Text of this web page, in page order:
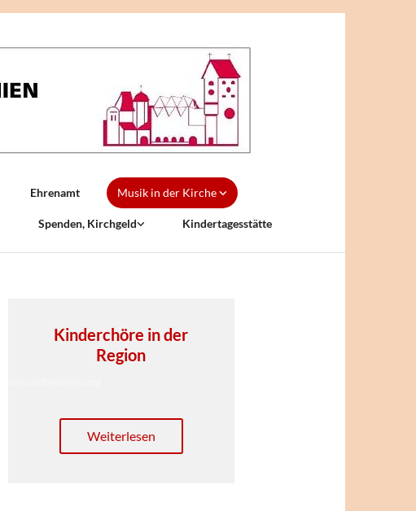
Ehrenamt Musik in der Kirche
Spenden, Kirchgeld Kindertagesstätte
Kinderchöre in der
Region
Weiterlesen